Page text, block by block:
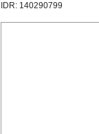
IDR: 140290799